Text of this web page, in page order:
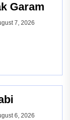
Garam
7, 2026
6, 2026